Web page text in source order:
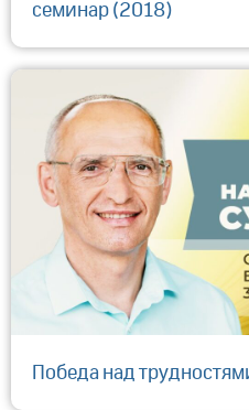
семинар (2018)
Победа над